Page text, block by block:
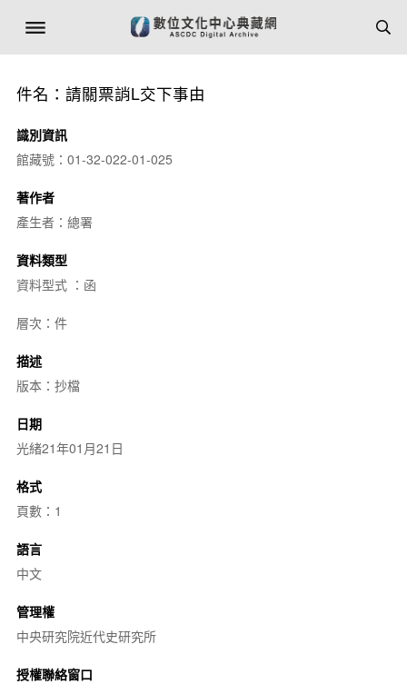
件名：請關票誚L交下事由
識別資訊
館藏號：01-32-022-01-025
著作者
產生者：總署
資料類型
資料型式 ：函
層次：件
描述
版本：抄檔
日期
光緒21年01月21日
格式
頁數：1
語言
中文
管理權
中央研究院近代史研究所
授權聯絡窗口